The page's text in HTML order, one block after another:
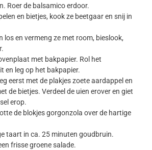
Roer de balsamico erdoor.
en bietjes, kook ze beetgaar en snij in
los en vermeng ze met room, bieslook,
met bakpapier. Rol het
en leg op het bakpapier.
eerst met de plakjes zoete aardappel en
de bietjes. Verdeel de uien erover en giet
erop.
de blokjes gorgonzola over de hartige
taart in ca. 25 minuten goudbruin.
frisse groene salade.